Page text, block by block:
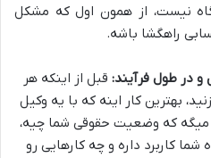
نیست، از همون اول که مشکل
راهگشا باشه.
در طول فرآیند: قبل از اینکه هر
بهترین کار اینه که با یه وکیل
که وضعیت حقوقی شما چیه،
شما کاربرد داره و چه کارهایی رو